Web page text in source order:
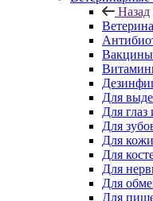
Назад
Вакцины
Для
Для глаз
Для
Для кожи
Для
Для
Для
Для